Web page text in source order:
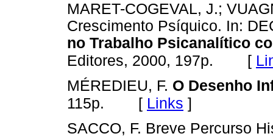
MARET-COGEVAL, J.;
Crescimento Psíquico. In:
no Trabalho Psicanalítico
Editores, 2000, 197p. [
MÉREDIEU, F. O Desenho
115p. [ Links ]
SACCO, F. Breve Percurso